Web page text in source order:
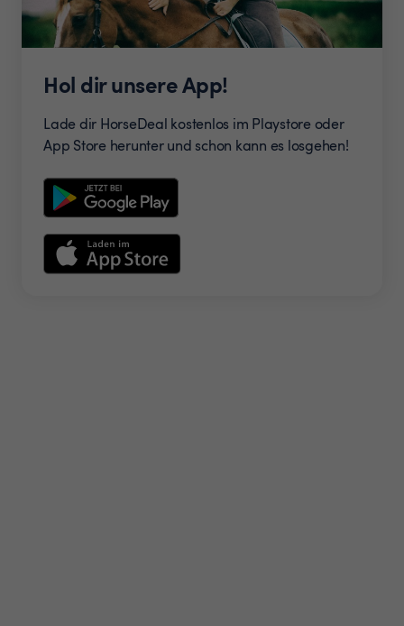
Hol dir unsere App!
Lade dir HorseDeal kostenlos im Playstore oder
App Store herunter und schon kann es losgehen!